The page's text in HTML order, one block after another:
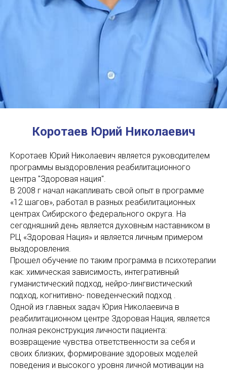
Коротаев Юрий Николаевич
Коротаев Юрий Николаевич является руководителем
программы выздоровления реабилитационного
центра "Здоровая нация".
В 2008 г начал накапливать свой опыт в программе
«12 шагов», работал в разных реабилитационных
центрах Сибирского федерального округа. На
сегодняшний день является духовным наставником в
РЦ «Здоровая Нация» и является личным примером
выздоровления.
Прошел обучение по таким программа в психотерапии
как: химическая зависимость, интегративный
гуманистический подход, нейро-лингвистический
подход, когнитивно- поведенческий подход .
Одной из главных задач Юрия Николаевича в
реабилитационном центре Здоровая Нация, является
полная реконструкция личности пациента:
возвращение чувства ответственности за себя и
своих близких, формирование здоровых моделей
поведения и высокого уровня личной мотивации на